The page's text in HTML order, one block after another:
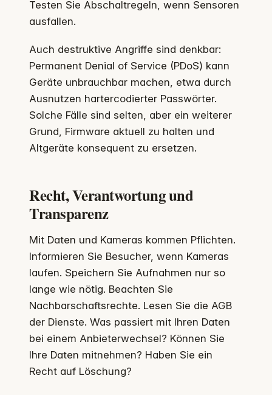
Testen Sie Abschaltregeln, wenn Sensoren
ausfallen.
Auch destruktive Angriffe sind denkbar:
Permanent Denial of Service (PDoS) kann
Geräte unbrauchbar machen, etwa durch
Ausnutzen hartercodierter Passwörter.
Solche Fälle sind selten, aber ein weiterer
Grund, Firmware aktuell zu halten und
Altgeräte konsequent zu ersetzen.
Recht, Verantwortung und
Transparenz
Mit Daten und Kameras kommen Pflichten.
Informieren Sie Besucher, wenn Kameras
laufen. Speichern Sie Aufnahmen nur so
lange wie nötig. Beachten Sie
Nachbarschaftsrechte. Lesen Sie die AGB
der Dienste. Was passiert mit Ihren Daten
bei einem Anbieterwechsel? Können Sie
Ihre Daten mitnehmen? Haben Sie ein
Recht auf Löschung?